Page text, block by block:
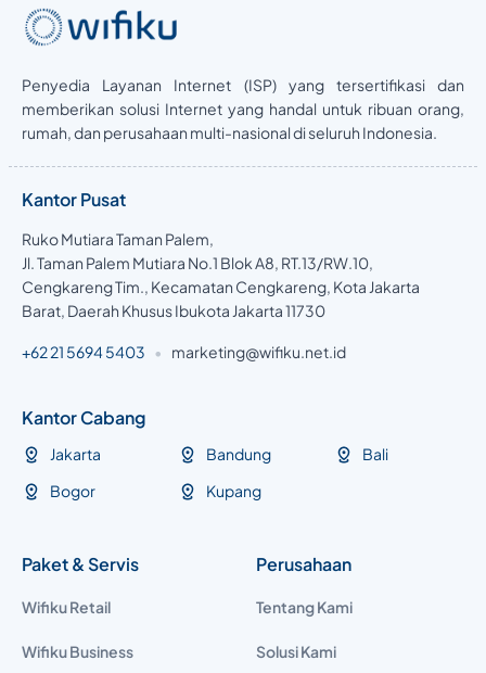
Penyedia Layanan Internet (ISP) yang tersertifikasi dan
memberikan solusi Internet yang handal untuk ribuan orang,
rumah, dan perusahaan multi-nasional di seluruh Indonesia.
Kantor Pusat
Ruko Mutiara Taman Palem,
Jl. Taman Palem Mutiara No.1 Blok A8, RT.13/RW.10,
Cengkareng Tim., Kecamatan Cengkareng, Kota Jakarta
Barat, Daerah Khusus Ibukota Jakarta 11730
+62 21 5694 5403 • marketing@wifiku.net.id
Kantor Cabang
Jakarta
Bogor
Bandung
Kupang
Bali
Paket & Servis
Wifiku Retail
Wifiku Business
Perusahaan
Tentang Kami
Solusi Kami